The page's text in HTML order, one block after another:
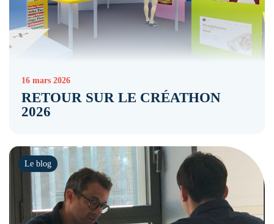
16 mars 2026
RETOUR SUR LE CRÉATHON
2026
Le blog